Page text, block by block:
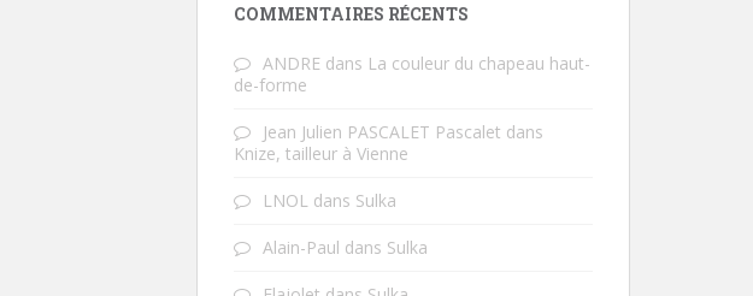
COMMENTAIRES RÉCENTS
ANDRE dans La couleur du chapeau haut-
de-forme
Jean Julien PASCALET Pascalet dans
Knize, tailleur à Vienne
LNOL dans Sulka
Alain-Paul dans Sulka